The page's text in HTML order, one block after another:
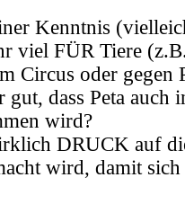
Kenntnis
viel FÜR Tiere
Circus oder gegen
gut, dass Peta auch
wird?
DRUCK auf
wird, damit